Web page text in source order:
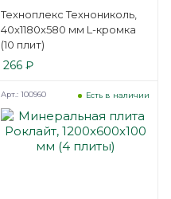
Техноплекс Технониколь,
40x1180x580 мм L-кромка
(10 плит)
266₽
Есть в наличии
Арт.: 100960